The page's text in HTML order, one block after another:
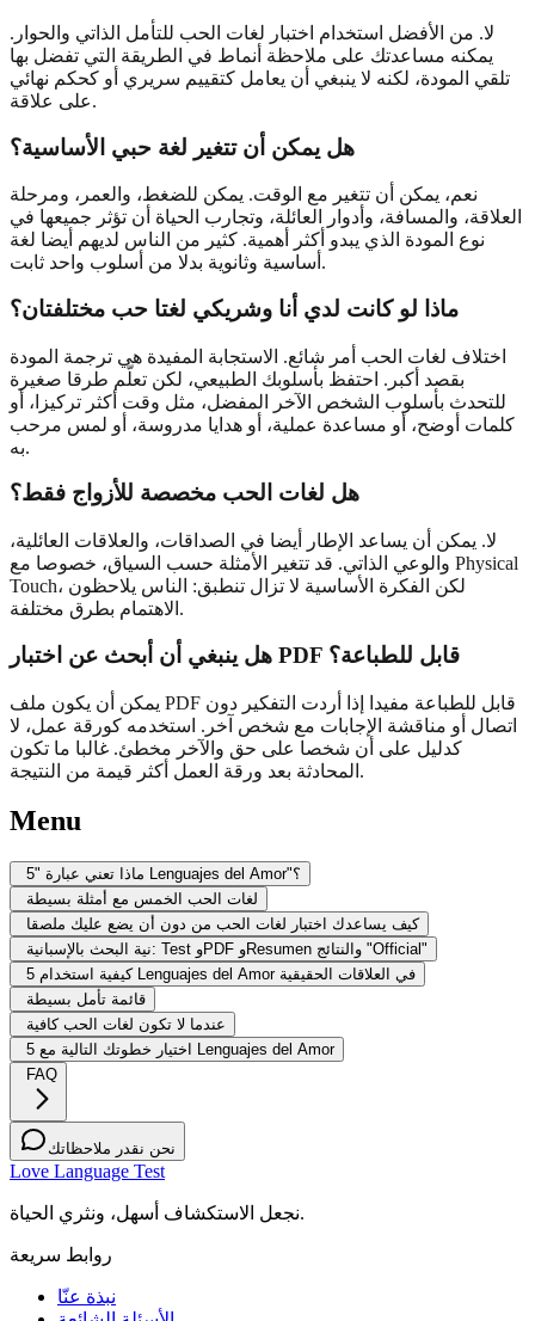
لا. من الأفضل استخدام اختبار لغات الحب للتأمل الذاتي والحوار.
يمكنه مساعدتك على ملاحظة أنماط في الطريقة التي تفضل بها
تلقي المودة، لكنه لا ينبغي أن يعامل كتقييم سريري أو كحكم نهائي
على علاقة.
هل يمكن أن تتغير لغة حبي الأساسية؟
نعم، يمكن أن تتغير مع الوقت. يمكن للضغط، والعمر، ومرحلة
العلاقة، والمسافة، وأدوار العائلة، وتجارب الحياة أن تؤثر جميعها في
نوع المودة الذي يبدو أكثر أهمية. كثير من الناس لديهم أيضا لغة
أساسية وثانوية بدلا من أسلوب واحد ثابت.
ماذا لو كانت لدي أنا وشريكي لغتا حب مختلفتان؟
اختلاف لغات الحب أمر شائع. الاستجابة المفيدة هي ترجمة المودة
بقصد أكبر. احتفظ بأسلوبك الطبيعي، لكن تعلّم طرقا صغيرة
للتحدث بأسلوب الشخص الآخر المفضل، مثل وقت أكثر تركيزا، أو
كلمات أوضح، أو مساعدة عملية، أو هدايا مدروسة، أو لمس مرحب
به.
هل لغات الحب مخصصة للأزواج فقط؟
لا. يمكن أن يساعد الإطار أيضا في الصداقات، والعلاقات العائلية،
والوعي الذاتي. قد تتغير الأمثلة حسب السياق، خصوصا مع Physical
Touch، لكن الفكرة الأساسية لا تزال تنطبق: الناس يلاحظون
الاهتمام بطرق مختلفة.
هل ينبغي أن أبحث عن اختبار PDF قابل للطباعة؟
يمكن أن يكون ملف PDF قابل للطباعة مفيدا إذا أردت التفكير دون
اتصال أو مناقشة الإجابات مع شخص آخر. استخدمه كورقة عمل، لا
كدليل على أن شخصا على حق والآخر مخطئ. غالبا ما تكون
المحادثة بعد ورقة العمل أكثر قيمة من النتيجة.
Menu
ماذا تعني عبارة "5 Lenguajes del Amor"؟
لغات الحب الخمس مع أمثلة بسيطة
كيف يساعدك اختبار لغات الحب من دون أن يضع عليك ملصقا
نية البحث بالإسبانية: Test وPDF وResumen والنتائج "Official"
كيفية استخدام 5 Lenguajes del Amor في العلاقات الحقيقية
قائمة تأمل بسيطة
عندما لا تكون لغات الحب كافية
اختيار خطوتك التالية مع 5 Lenguajes del Amor
FAQ
نحن نقدر ملاحظاتك
Love Language Test
نجعل الاستكشاف أسهل، ونثري الحياة.
روابط سريعة
نبذة عنّا